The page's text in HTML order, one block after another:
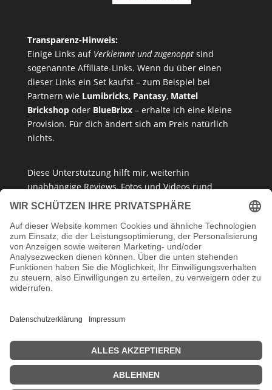
Transparenz-Hinweis:
Einige Links auf Verklemmt und zugenopptsind
sogenannte Affiliate-Links. Wenn du über einen
dieser Links ein Set kaufst – zum Beispiel bei
Partnern wie Lumibricks, Pantasy, Mattel
Brickshopoder BlueBrixx– erhalte ich eine kleine
Provision. Für dich ändert sich am Preis natürlich
nichts.
Diese Unterstützung hilft mir, weiterhin
unabhängige Reviews, Fotos und Videos rund
umKlemmbausteine ,Baukastensetsund
Meinung. Ich empfehle nur Produkte, die ich selbst
getestet habe oder die ich guten Gewissens
vertreten kann.
Danke, dass du mein Klemmbaustein-Herz unterstützt!
Impressum Datenschutzerklärung